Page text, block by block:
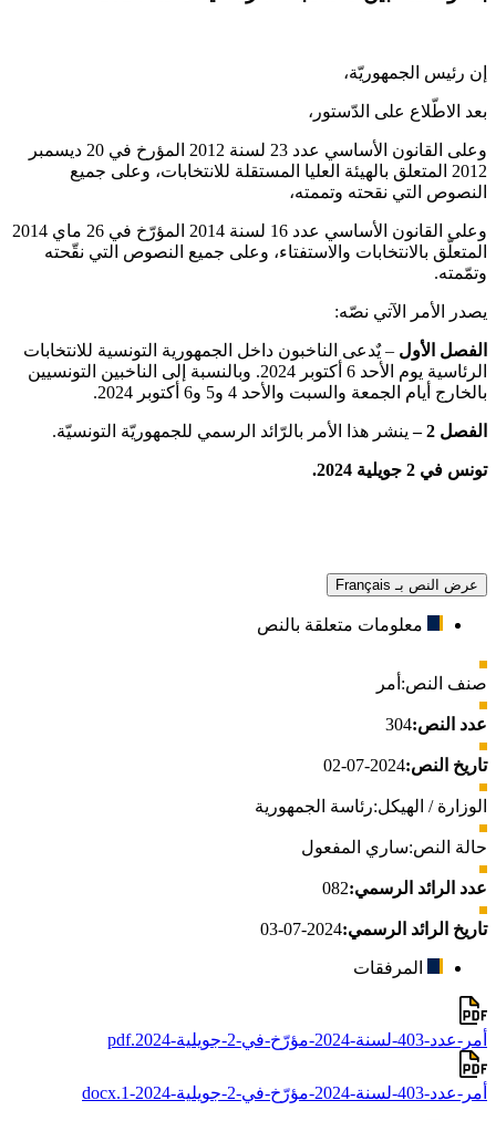
إن رئيس الجمهوريّة،
بعد الاطّلاع على الدّستور،
وعلى القانون الأساسي عدد 23 لسنة 2012 المؤرخ في 20 ديسمبر
2012 المتعلق بالهيئة العليا المستقلة للانتخابات، وعلى جميع
النصوص التي نقحته وتممته،
وعلى القانون الأساسي عدد 16 لسنة 2014 المؤرّخ في 26 ماي 2014
المتعلّق بالانتخابات والاستفتاء، وعلى جميع النصوص التي نقّحته
وتمّمته.
يصدر الأمر الآتي نصّه:
الفصل الأول – يٌدعى الناخبون داخل الجمهورية التونسية للانتخابات
الرئاسية يوم الأحد 6 أكتوبر 2024. وبالنسبة إلى الناخبين التونسيين
بالخارج أيام الجمعة والسبت والأحد 4 و5 و6 أكتوبر 2024.
الفصل 2 – ينشر هذا الأمر بالرّائد الرسمي للجمهوريّة التونسيّة.
تونس في 2 جويلية 2024 .
عرض النص بـ Français
معلومات متعلقة بالنص
صنف النص: أمر
عدد النص:304
تاريخ النص:2024-07-02
الوزارة / الهيكل:رئاسة الجمهورية
حالة النص:ساري المفعول
عدد الرائد الرسمي:082
تاريخ الرائد الرسمي:2024-07-03
المرفقات
أمر-عدد-403-لسنة-2024-مؤرّخ-في-2-جويلية-2024.pdf
أمر-عدد-403-لسنة-2024-مؤرّخ-في-2-جويلية-2024-1.docx